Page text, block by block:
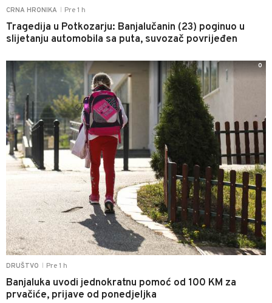
CRNA HRONIKA Pre 1 h
Tragedija u Potkozarju: Banjalučanin (23) poginuo u
slijetanju automobila sa puta, suvozač povrijeđen
DRUŠTVO Pre 1 h
Banjaluka uvodi jednokratnu pomoć od 100 KM za
prvačiće, prijave od ponedjeljka
0